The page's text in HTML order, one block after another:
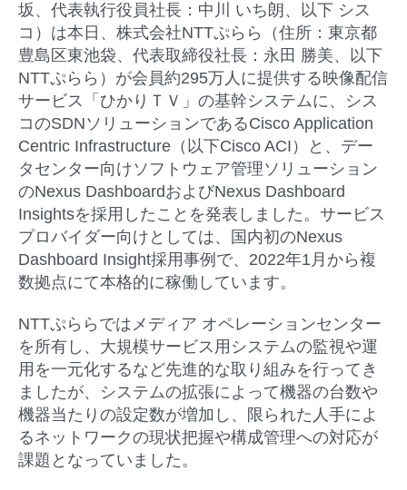
坂、代表執行役員社長：中川 いち朗、以下 シス
コ）は本日、株式会社NTTぷらら（住所：東京都
豊島区東池袋、代表取締役社長：永田 勝美、以下
NTTぷらら）が会員約295万人に提供する映像配信
サービス「ひかりＴＶ」の基幹システムに、シス
コのSDNソリューションであるCisco Application
Centric Infrastructure（以下Cisco ACI）と、デー
タセンター向けソフトウェア管理ソリューション
のNexus DashboardおよびNexus Dashboard
Insightsを採用したことを発表しました。サービス
プロバイダー向けとしては、国内初のNexus
Dashboard Insight採用事例で、2022年1月から複
数拠点にて本格的に稼働しています。
NTTぷららではメディア オペレーションセンター
を所有し、大規模サービス用システムの監視や運
用を一元化するなど先進的な取り組みを行ってき
ましたが、システムの拡張によって機器の台数や
機器当たりの設定数が増加し、限られた人手によ
るネットワークの現状把握や構成管理への対応が
課題となっていました。